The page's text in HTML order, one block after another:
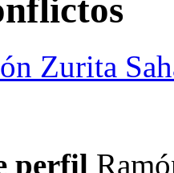
Zurita
perfil